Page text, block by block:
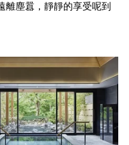
離塵囂，靜靜的享受呢到